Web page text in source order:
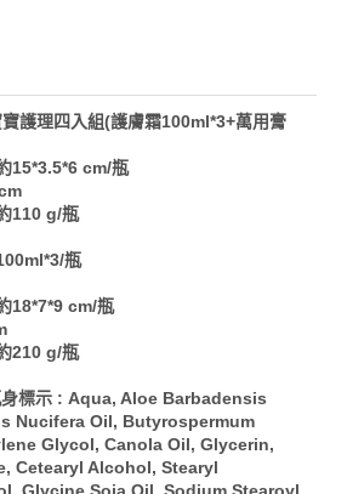
護理四入組(護膚霜100ml*3+萬用膏
15*3.5*6 cm/瓶
110 g/瓶
瓶
18*7*9 cm/瓶
210 g/瓶
標示 : Aqua, Aloe Barbadensis
Nucifera Oil, Butyrospermum
Glycol, Canola Oil, Glycerin,
Cetearyl Alcohol, Stearyl
Glycine Soja Oil, Sodium Stearoyl